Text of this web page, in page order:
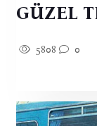
GÜZEL
5808 0